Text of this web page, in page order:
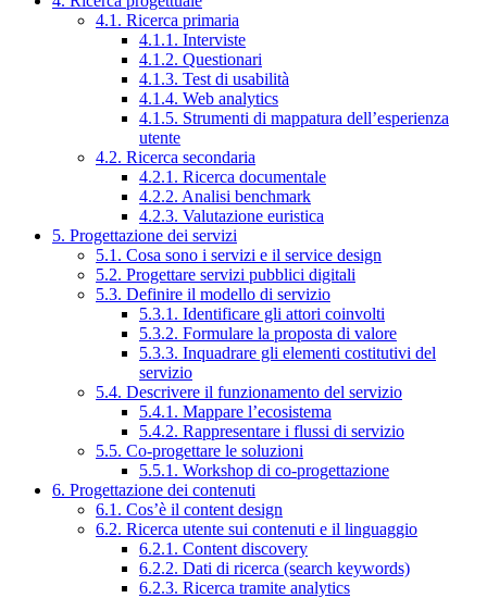
4.1. Ricerca primaria
4.1.1. Interviste
4.1.2. Questionari
4.1.3. Test di usabilità
4.1.4. Web analytics
4.1.5. Strumenti di mappatura dell’esperienza
utente
4.2. Ricerca secondaria
4.2.1. Ricerca documentale
4.2.2. Analisi benchmark
4.2.3. Valutazione euristica
5. Progettazione dei servizi
5.1. Cosa sono i servizi e il service design
5.2. Progettare servizi pubblici digitali
5.3. Definire il modello di servizio
5.3.1. Identificare gli attori coinvolti
5.3.2. Formulare la proposta di valore
5.3.3. Inquadrare gli elementi costitutivi del
servizio
5.4. Descrivere il funzionamento del servizio
5.4.1. Mappare l’ecosistema
5.4.2. Rappresentare i flussi di servizio
5.5. Co-progettare le soluzioni
5.5.1. Workshop di co-progettazione
6. Progettazione dei contenuti
6.1. Cos’è il content design
6.2. Ricerca utente sui contenuti e il linguaggio
6.2.1. Content discovery
6.2.2. Dati di ricerca (search keywords)
6.2.3. Ricerca tramite analytics